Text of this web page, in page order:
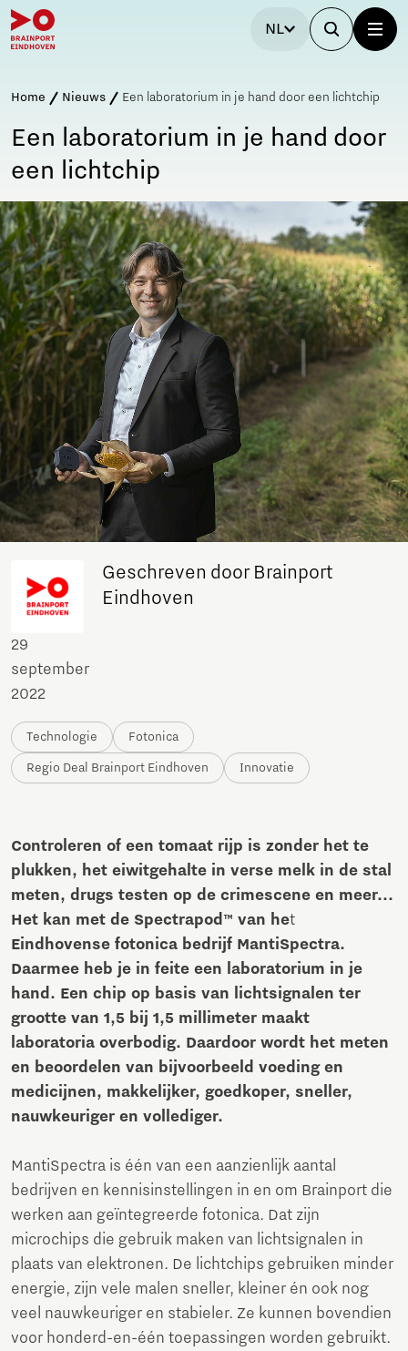
NL
Home Nieuws Een laboratorium in je hand door een lichtchip
Een laboratorium in je hand door
een lichtchip
Geschreven door Brainport
Eindhoven
29
september
2022
Technologie Fotonica
Regio Deal Brainport Eindhoven Innovatie
Controleren of een tomaat rijp is zonder het te
plukken, het eiwitgehalte in verse melk in de stal
meten, drugs testen op de crimescene en meer...
Het kan met de Spectrapod™ van het
Eindhovense fotonica bedrijf MantiSpectra.
Daarmee heb je in feite een laboratorium in je
hand. Een chip op basis van lichtsignalen ter
grootte van 1,5 bij 1,5 millimeter maakt
laboratoria overbodig. Daardoor wordt het meten
en beoordelen van bijvoorbeeld voeding en
medicijnen, makkelijker, goedkoper, sneller,
nauwkeuriger en vollediger.
MantiSpectra is één van een aanzienlijk aantal
bedrijven en kennisinstellingen in en om Brainport die
werken aan geïntegreerde fotonica. Dat zijn
microchips die gebruik maken van lichtsignalen in
plaats van elektronen. De lichtchips gebruiken minder
energie, zijn vele malen sneller, kleiner én ook nog
veel nauwkeuriger en stabieler. Ze kunnen bovendien
voor honderd-en-één toepassingen worden gebruikt.